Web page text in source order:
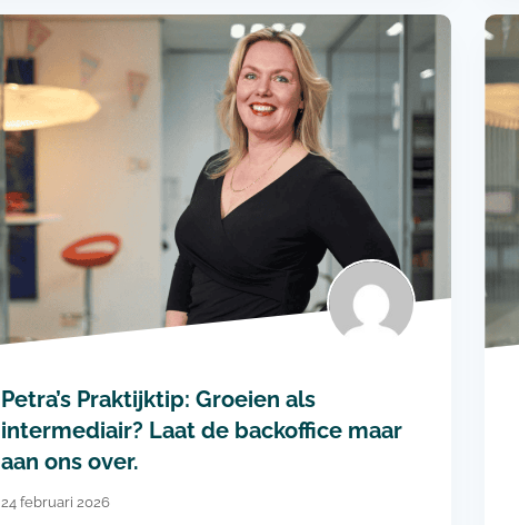
Petra’s Praktijktip: Groeien als
intermediair? Laat de backoffice maar
aan ons over.
24 februari 2026